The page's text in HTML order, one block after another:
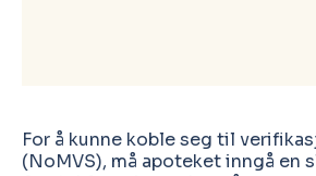
For å kunne koble seg til
(NoMVS), må apoteket inngå en